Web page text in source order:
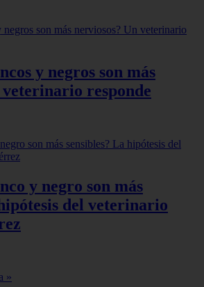
y negros son más
responde
y negro son más
del veterinario
»